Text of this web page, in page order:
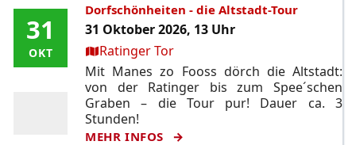
31
OKT
31
OKT
Dorfschönheiten - die Altstadt-Tour
31 Oktober 2026, 13 Uhr
Ort:Ratinger Tor
Mit Manes zo Fooss dörch die Altstadt:
von der Ratinger bis zum Spee´schen
Graben – die Tour pur! Dauer ca. 3
Stunden!
MEHR INFOS